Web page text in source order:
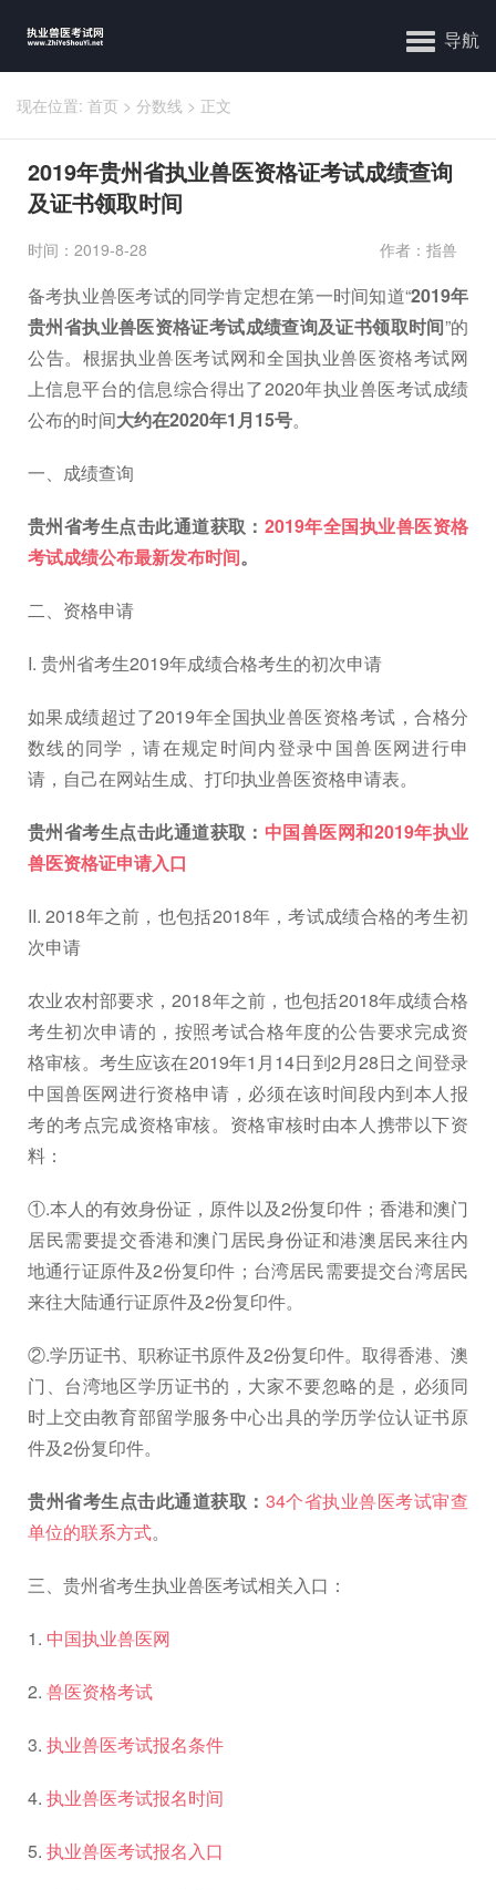
导航
现在位置: 首页 > 分数线 > 正文
2019年贵州省执业兽医资格证考试成绩查询
及证书领取时间
时间：2019-8-28 作者：指兽
备考执业兽医考试的同学肯定想在第一时间知道“2019年
贵州省执业兽医资格证考试成绩查询及证书领取时间”的
公告。根据执业兽医考试网和全国执业兽医资格考试网
上信息平台的信息综合得出了2020年执业兽医考试成绩
公布的时间大约在2020年1月15号。
一、成绩查询
贵州省考生点击此通道获取： 2019年全国执业兽医资格
考试成绩公布最新发布时间。
二、资格申请
I. 贵州省考生2019年成绩合格考生的初次申请
如果成绩超过了2019年全国执业兽医资格考试，合格分
数线的同学，请在规定时间内登录中国兽医网进行申
请，自己在网站生成、打印执业兽医资格申请表。
贵州省考生点击此通道获取： 中国兽医网和2019年执业
兽医资格证申请入口
II. 2018年之前，也包括2018年，考试成绩合格的考生初
次申请
农业农村部要求，2018年之前，也包括2018年成绩合格
考生初次申请的，按照考试合格年度的公告要求完成资
格审核。考生应该在2019年1月14日到2月28日之间登录
中国兽医网进行资格申请，必须在该时间段内到本人报
考的考点完成资格审核。资格审核时由本人携带以下资
料：
①.本人的有效身份证，原件以及2份复印件；香港和澳门
居民需要提交香港和澳门居民身份证和港澳居民来往内
地通行证原件及2份复印件；台湾居民需要提交台湾居民
来往大陆通行证原件及2份复印件。
②.学历证书、职称证书原件及2份复印件。取得香港、澳
门、台湾地区学历证书的，大家不要忽略的是，必须同
时上交由教育部留学服务中心出具的学历学位认证书原
件及2份复印件。
贵州省考生点击此通道获取： 34个省执业兽医考试审查
单位的联系方式。
三、贵州省考生执业兽医考试相关入口：
1. 中国执业兽医网
2. 兽医资格考试
3. 执业兽医考试报名条件
4. 执业兽医考试报名时间
5. 执业兽医考试报名入口